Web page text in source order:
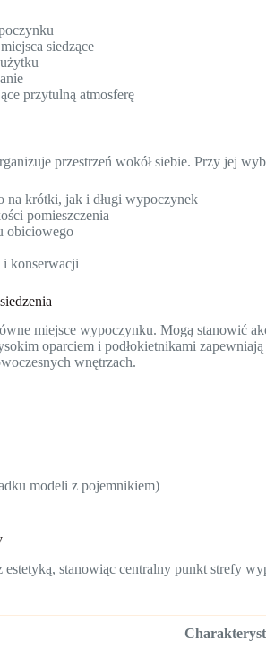
siedzące
przytulną atmosferę
przestrzeń wokół siebie. Przy jej
na krótki, jak i długi wypoczynek
pomieszczenia
obiciowego
i konserwacji
miejsce wypoczynku. Mogą stanowić
oparciem i podłokietnikami zapewniają
wnętrzach.
modeli z pojemnikiem)
stanowiąc centralny punkt strefy